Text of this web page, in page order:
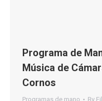
Programa de
Música de
Cornos
Programas de mano By